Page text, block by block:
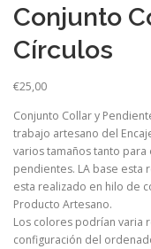
Conjunto
Círculos
€25,00
Conjunto Collar y
trabajo artesano del
varios tamaños tanto
pendientes. LA base esta
esta realizado en hilo de
Producto Artesano.
Los colores podrían varia
configuración del